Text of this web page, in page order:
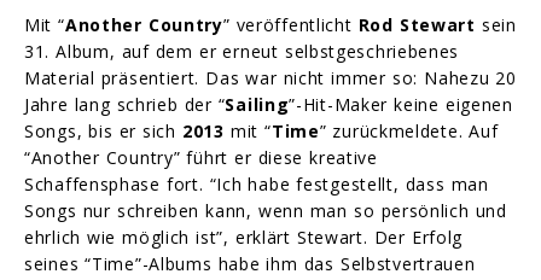
Mit “Another Country” veröffentlicht Rod Stewart sein
31. Album, auf dem er erneut selbstgeschriebenes
Material präsentiert. Das war nicht immer so: Nahezu 20
Jahre lang schrieb der “Sailing”-Hit-Maker keine eigenen
Songs, bis er sich 2013 mit “Time” zurückmeldete. Auf
“Another Country” führt er diese kreative
Schaffensphase fort. “Ich habe festgestellt, dass man
Songs nur schreiben kann, wenn man so persönlich und
ehrlich wie möglich ist”, erklärt Stewart. Der Erfolg
seines “Time”-Albums habe ihm das Selbstvertrauen